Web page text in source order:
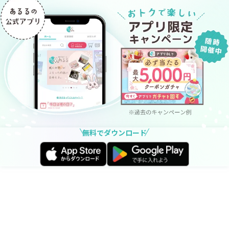
無料でダウンロード